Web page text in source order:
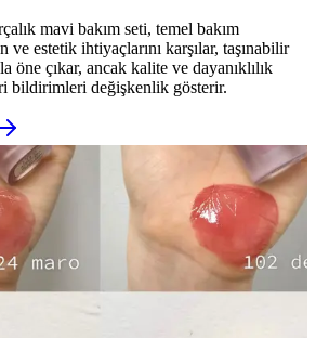
mavi bakım seti, temel bakım
ve estetik ihtiyaçlarını karşılar, taşınabilir
öne çıkar, ancak kalite ve dayanıklılık
bildirimleri değişkenlik gösterir.